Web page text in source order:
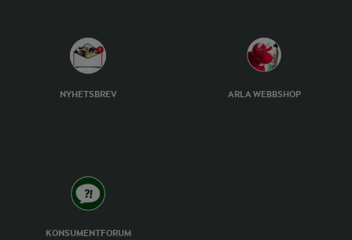
NYHETSBREV ARLA WEBBSHOP
KONSUMENTFORUM